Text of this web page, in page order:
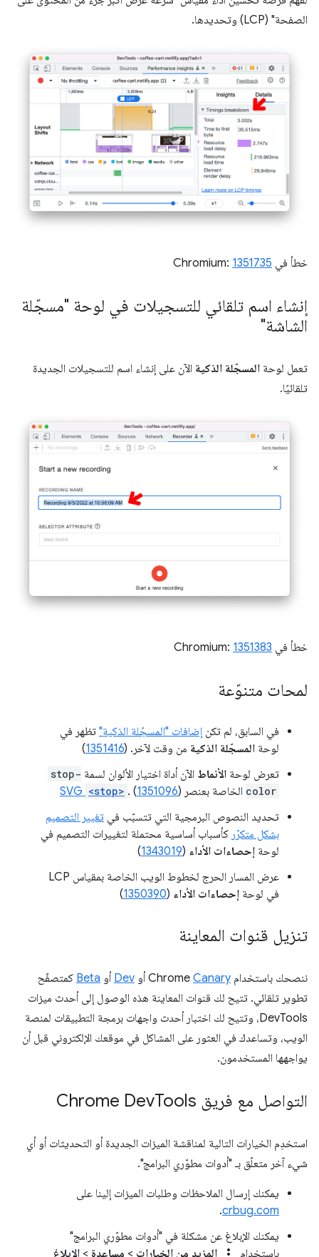
الصفحة" (LCP) وتحديدها.
خطأ في Chromium: 1351735
إنشاء اسم تلقائي للتسجيلات في لوحة "مسجّلة
الشاشة"
تعمل لوحة المسجّلة الذكية الآن على إنشاء اسم للتسجيلات الجديدة
تلقائيًا.
خطأ في Chromium: 1351383
لمحات متنوّعة
في السابق، لم تكن إضافات "المسجّلة الذكية" تظهر في
لوحة المسجّلة الذكية من وقت لآخر. (1351416
)
تعرض لوحة الأنماط الآن أداة اختيار الألوان لسمة stop-
color الخاصة بعنصر SVG <stop> . (1351096)
تحديد النصوص البرمجية التي تتسبّب في تغيير التصميم
بشكل متكرّر كأسباب أساسية محتملة لتغييرات التصميم في
لوحة إحصاءات الأداء (
1343019
)
عرض المسار الحرج لخطوط الويب الخاصة بمقياس LCP
في لوحة إحصاءات الأداء (
1350390
)
تنزيل قنوات المعاينة
ننصحك باستخدام Chrome Canary أو Dev أو Beta كمتصفّح
تطوير تلقائي. تتيح لك قنوات المعاينة هذه الوصول إلى أحدث ميزات
DevTools، وتتيح لك اختبار أحدث واجهات برمجة التطبيقات لمنصة
الويب، وتساعدك في العثور على المشاكل في موقعك الإلكتروني قبل أن
يواجهها المستخدمون.
التواصل مع فريق Chrome Dev Tools
استخدِم الخيارات التالية لمناقشة الميزات الجديدة أو التحديثات أو أي
شيء آخر متعلّق بـ "أدوات مطوّري البرامج".
يمكنك إرسال الملاحظات وطلبات الميزات إلينا على
crbug.com
.
يمكنك الإبلاغ عن مشكلة في "أدوات مطوّري البرامج"
باستخدام
المزيد من الخيارات > مساعدة > الإبلاغ